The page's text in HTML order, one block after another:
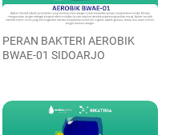
PERAN BAKTERI AEROBIK
BWAE-01 SIDOARJO